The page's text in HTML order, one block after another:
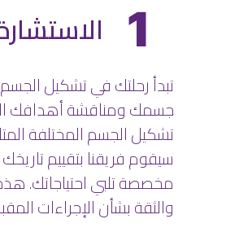
1
تبدأ رحلتك في تشكيل
جسمك ومناقشة أهدافك
تشكيل الجسم المختلفة
سيقوم فريقنا بتقييم
مخصصة تلبي احتياجاتك.
والثقة بشأن الإجراءات